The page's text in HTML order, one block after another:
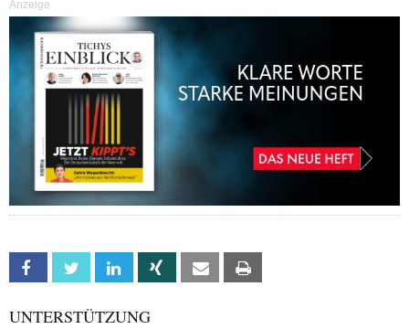
Anzeige
Facebook Twitter Linkedin Xing Email
UNTERSTÜTZUNG